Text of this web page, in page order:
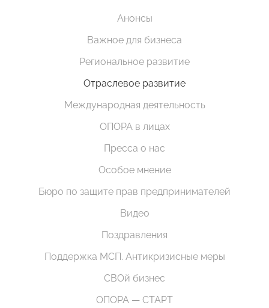
Анонсы
Важное для бизнеса
Региональное развитие
Отраслевое развитие
Международная деятельность
ОПОРА в лицах
Пресса о нас
Особое мнение
Бюро по защите прав предпринимателей
Видео
Поздравления
Поддержка МСП. Антикризисные меры
СВОй бизнес
ОПОРА — СТАРТ